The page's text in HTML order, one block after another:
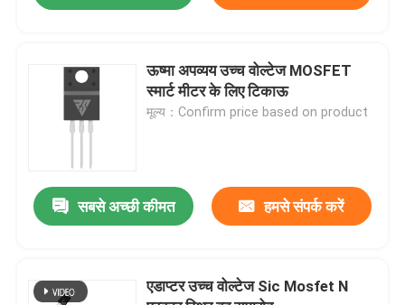
घर
ऊष्मा अपव्यय उच्च वोल्टेज MOSFET
स्मार्ट मीटर के लिए टिकाऊ
मूल्य：Confirm price based on product
सबसे अच्छी कीमत हमसे संपर्क करें
एडाप्टर उच्च वोल्टेज Sic Mosfet N